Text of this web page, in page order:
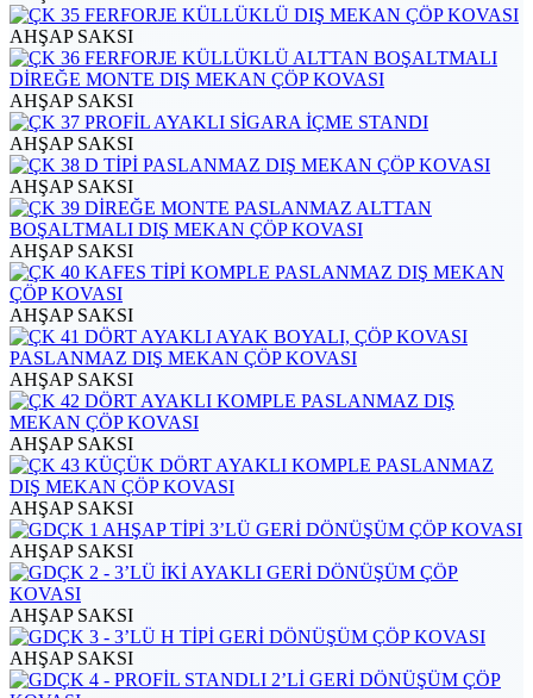
AHŞAP SAKSI
AHŞAP SAKSI
AHŞAP SAKSI
AHŞAP SAKSI
AHŞAP SAKSI
AHŞAP SAKSI
AHŞAP SAKSI
AHŞAP SAKSI
AHŞAP SAKSI
AHŞAP SAKSI
AHŞAP SAKSI
AHŞAP SAKSI